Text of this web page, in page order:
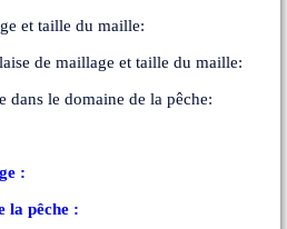
et taille du maille:
de maillage et taille du maille:
le domaine de la pêche:
:
la pêche :